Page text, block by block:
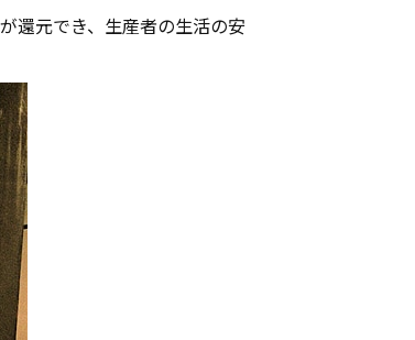
還元でき、生産者の生活の安